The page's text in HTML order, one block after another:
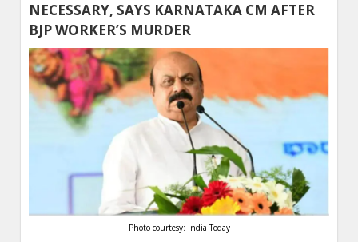
NECESSARY, SAYS KARNATAKA CM AFTER
BJP WORKER’S MURDER
Photo courtesy: India Today